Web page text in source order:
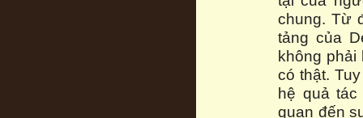
chung. Từ
tảng của
không
có thật.
hệ quả
quan đến